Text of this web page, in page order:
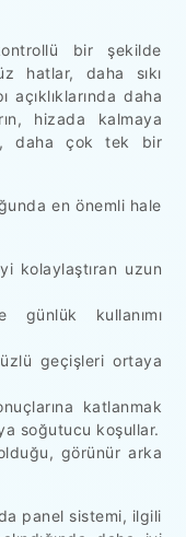
bir şekilde
hatlar, daha sıkı
daha
hizada kalmaya
daha çok tek bir
en önemli hale
kolaylaştıran uzun
günlük kullanımı
geçişleri ortaya
katlanmak
soğutucu koşullar.
görünür arka
panel sistemi, ilgili